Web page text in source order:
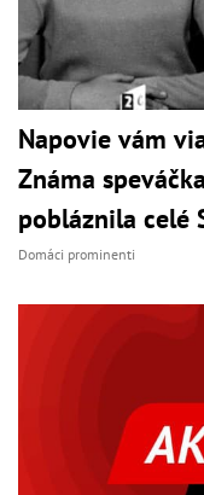
Napovie vám
Známa
pobláznila celé
Domáci prominenti